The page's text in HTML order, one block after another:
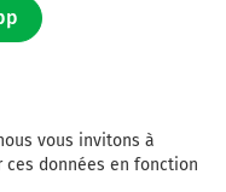
vous invitons à
données en fonction